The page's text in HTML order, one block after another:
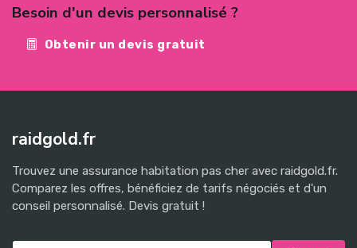
Besoin d'un devis personnalisé ?
Obtenir un devis gratuit
raidgold.fr
Trouvez une assurance habitation pas cher avec raidgold.fr.
Comparez les offres, bénéficiez de tarifs négociés et d'un
conseil personnalisé. Devis gratuit !